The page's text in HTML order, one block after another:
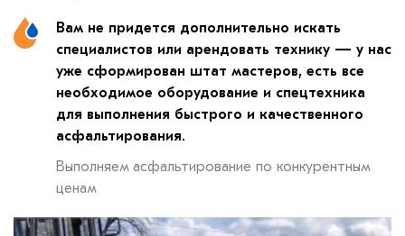
Вам не придется дополнительно искать
специалистов или арендовать технику — у нас
уже сформирован штат мастеров, есть все
необходимое оборудование и спецтехника
для выполнения быстрого и качественного
асфальтирования.
Выполняем асфальтирование по конкурентным
ценам